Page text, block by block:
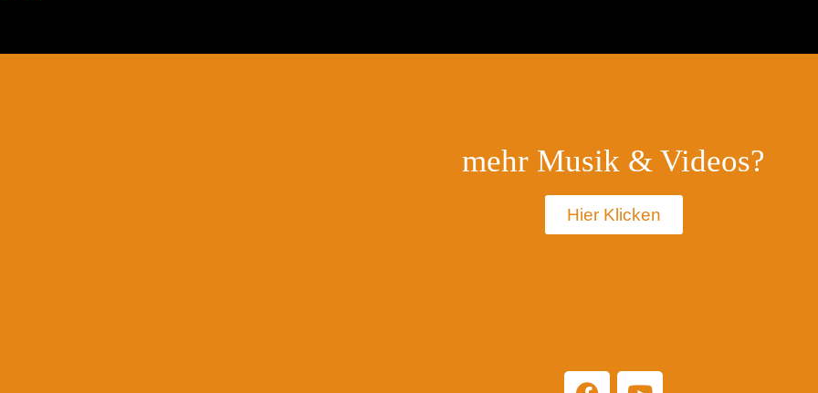
mehr Musik & Videos?
Hier Klicken